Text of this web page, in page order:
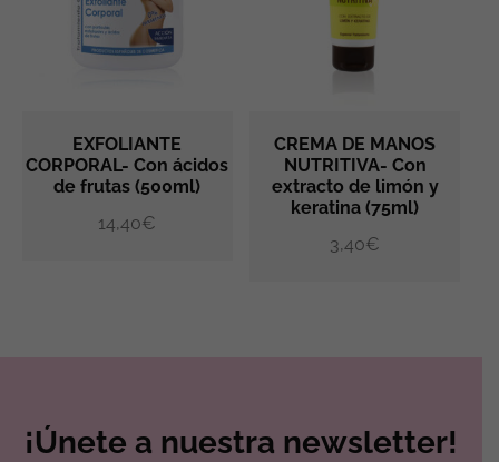
AÑADIR AL CARRITO
EXFOLIANTE
CORPORAL- Con ácidos
de frutas (500ml)
14,40€
AÑADIR AL CARRITO
CREMA DE MANOS
NUTRITIVA- Con
extracto de limón y
keratina (75ml)
3,40€
¡Únete a nuestra newsletter!